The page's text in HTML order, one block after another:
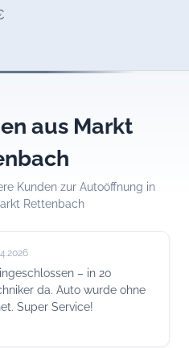
aus Markt
Kunden zur Autoöffnung in
Rettenbach
– in 20
da. Auto wurde ohne
Super Service!